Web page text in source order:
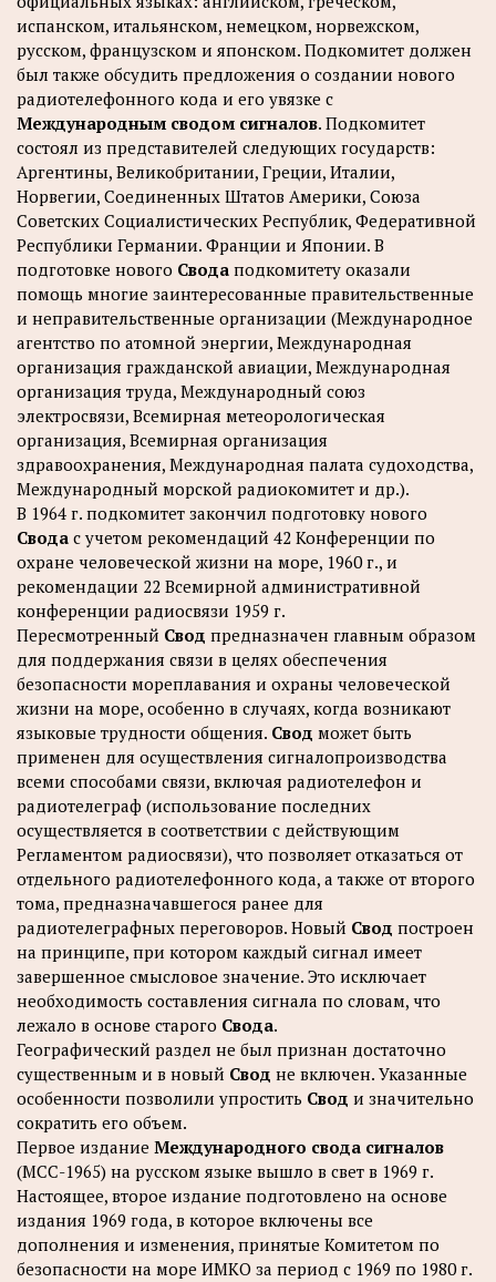
испанском, итальянском, немецком, норвежском,
русском, французском и японском. Подкомитет должен
был также обсудить предложения о создании нового
радиотелефонного кода и его увязке с
Международным сводом сигналов. Подкомитет
состоял из представителей следующих государств:
Аргентины, Великобритании, Греции, Италии,
Норвегии, Соединенных Штатов Америки, Союза
Советских Социалистических Республик, Федеративной
Республики Германии. Франции и Японии. В
подготовке нового Свода подкомитету оказали
помощь многие заинтересованные правительственные
и неправительственные организации (Международное
агентство по атомной энергии, Международная
организация гражданской авиации, Международная
организация труда, Международный союз
электросвязи, Всемирная метеорологическая
организация, Всемирная организация
здравоохранения, Международная палата судоходства,
Международный морской радиокомитет и др.).
В 1964 г. подкомитет закончил подготовку нового
Свода с учетом рекомендаций 42 Конференции по
охране человеческой жизни на море, 1960 г., и
рекомендации 22 Всемирной административной
конференции радиосвязи 1959 г.
Пересмотренный Свод предназначен главным образом
для поддержания связи в целях обеспечения
безопасности мореплавания и охраны человеческой
жизни на море, особенно в случаях, когда возникают
языковые трудности общения. Свод может быть
применен для осуществления сигналопроизводства
всеми способами связи, включая радиотелефон и
радиотелеграф (использование последних
осуществляется в соответствии с действующим
Регламентом радиосвязи), что позволяет отказаться от
отдельного радиотелефонного кода, а также от второго
тома, предназначавшегося ранее для
радиотелеграфных переговоров. Новый Свод построен
на принципе, при котором каждый сигнал имеет
завершенное смысловое значение. Это исключает
необходимость составления сигнала по словам, что
лежало в основе старого Свода.
Географический раздел не был признан достаточно
существенным и в новый Свод не включен. Указанные
особенности позволили упростить Свод и значительно
сократить его объем.
Первое издание Международного свода сигналов
(МСС-1965) на русском языке вышло в свет в 1969 г.
Настоящее, второе издание подготовлено на основе
издания 1969 года, в которое включены все
дополнения и изменения, принятые Комитетом по
безопасности на море ИМКО за период с 1969 по 1980 г.